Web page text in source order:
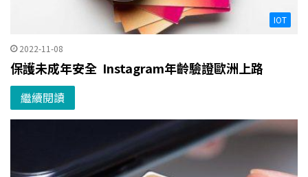
IOT
2022-11-08
保護未成年安全 Instagram年齡驗證歐洲上路
繼續閱讀